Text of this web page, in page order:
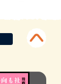
「３年は休
だが、現実は
どにより永